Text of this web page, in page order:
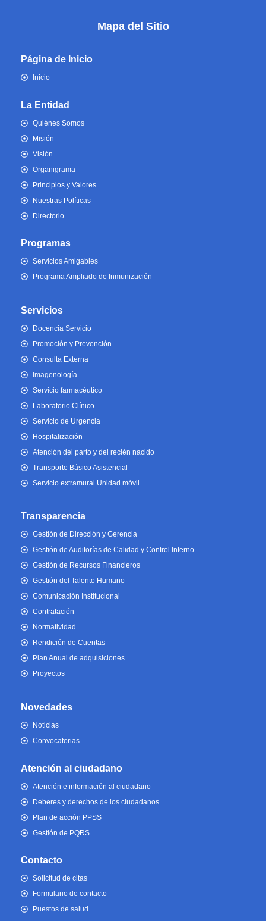
Mapa del Sitio
Página de Inicio
Inicio
La Entidad
Quiénes Somos
Misión
Visión
Organigrama
Principios y Valores
Nuestras Políticas
Directorio
Programas
Servicios Amigables
Programa Ampliado de Inmunización
Servicios
Docencia Servicio
Promoción y Prevención
Consulta Externa
Imagenología
Servicio farmacéutico
Laboratorio Clínico
Servicio de Urgencia
Hospitalización
Atención del parto y del recién nacido
Transporte Básico Asistencial
Servicio extramural Unidad móvil
Transparencia
Gestión de Dirección y Gerencia
Gestión de Auditorías de Calidad y Control Interno
Gestión de Recursos Financieros
Gestión del Talento Humano
Comunicación Institucional
Contratación
Normatividad
Rendición de Cuentas
Plan Anual de adquisiciones
Proyectos
Novedades
Noticias
Convocatorias
Atención al ciudadano
Atención e información al ciudadano
Deberes y derechos de los ciudadanos
Plan de acción PPSS
Gestión de PQRS
Contacto
Solicitud de citas
Formulario de contacto
Puestos de salud